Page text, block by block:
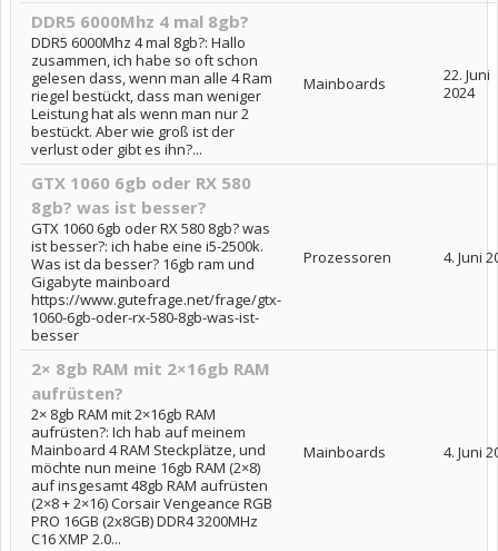
DDR5 6000Mhz 4 mal 8gb?
DDR5 6000Mhz 4 mal 8gb?: Hallo
zusammen, ich habe so oft schon
gelesen dass, wenn man alle 4 Ram
riegel bestückt, dass man weniger
Leistung hat als wenn man nur 2
bestückt. Aber wie groß ist der
verlust oder gibt es ihn?...
Mainboards
22. Juni
2024
GTX 1060 6gb oder RX 580
8gb? was ist besser?
GTX 1060 6gb oder RX 580 8gb? was
ist besser?: ich habe eine i5-2500k.
Was ist da besser? 16gb ram und
Gigabyte mainboard
https://www.gutefrage.net/frage/gtx-
1060-6gb-oder-rx-580-8gb-was-ist-
besser
Prozessoren 4. Juni
2× 8gb RAM mit 2×16gb RAM
aufrüsten?
2× 8gb RAM mit 2×16gb RAM
aufrüsten?: Ich hab auf meinem
Mainboard 4 RAM Steckplätze, und
möchte nun meine 16gb RAM (2×8)
auf insgesamt 48gb RAM aufrüsten
(2×8 + 2×16) Corsair Vengeance RGB
PRO 16GB (2x8GB) DDR4 3200MHz
C16 XMP 2.0...
Mainboards 4. Juni